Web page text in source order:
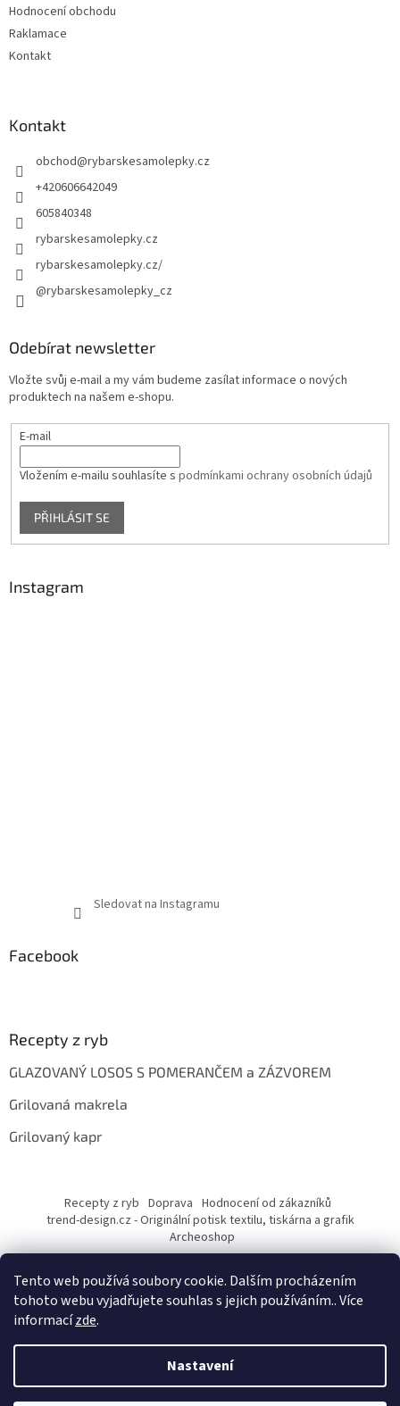
Tento web používá soubory cookie. Dalším procházením
tohoto webu vyjadřujete souhlas s jejich používáním.. Více
informacízde.
Nastavení
Hodnocení obchodu
Raklamace
Kontakt
Kontakt
obchod@rybarskesamolepky.cz
+420606642049
605840348
rybarskesamolepky.cz
rybarskesamolepky.cz/
@rybarskesamolepky_cz
Odebírat newsletter
Vložte svůj e-mail a my vám budeme zasílat informace o nových
produktech na našem e-shopu.
E-mail
Vložením e-mailu souhlasíte s podmínkami ochrany osobních údajů
PŘIHLÁSIT SE
Instagram
Sledovat na Instagramu
Facebook
Recepty z ryb
GLAZOVANÝ LOSOS S POMERANČEM a ZÁZVOREM
Grilovaná makrela
Grilovaný kapr
Recepty z ryb Doprava Hodnocení od zákazníků
trend-design.cz - Originální potisk textilu, tiskárna a grafik
Archeoshop
Vytvořil Shoptet